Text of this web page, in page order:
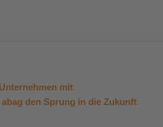
mit
den Sprung in die Zukunft